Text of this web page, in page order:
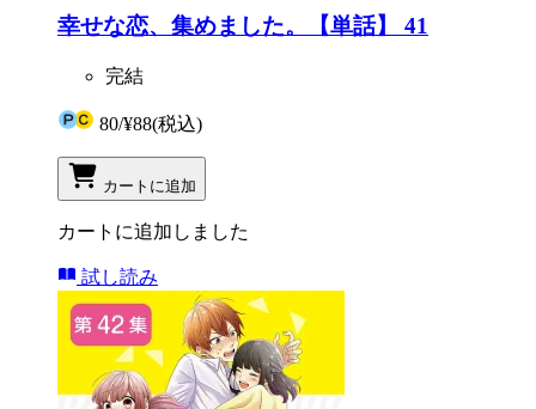
幸せな恋、集めました。【単話】 41
完結
80/¥88(税込)
カートに追加
カートに追加しました
試し読み